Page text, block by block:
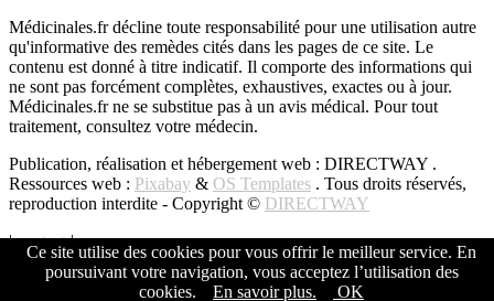
Médicinales.fr décline toute responsabilité pour une utilisation autre
qu'informative des remèdes cités dans les pages de ce site. Le
contenu est donné à titre indicatif. Il comporte des informations qui
ne sont pas forcément complètes, exhaustives, exactes ou à jour.
Médicinales.fr ne se substitue pas à un avis médical. Pour tout
traitement, consultez votre médecin.
Publication, réalisation et hébergement web : DIRECTWAY .
Ressources web : Pixabay & OS Templates . Tous droits réservés,
reproduction interdite - Copyright © DIRECTWAY
|contact|
Copyright © All Rights Reserved -DIRECTWAY
Ce site utilise des cookies pour vous offrir le meilleur service. En
poursuivant votre navigation, vous acceptez l’utilisation des
cookies.
En savoir plus. OK